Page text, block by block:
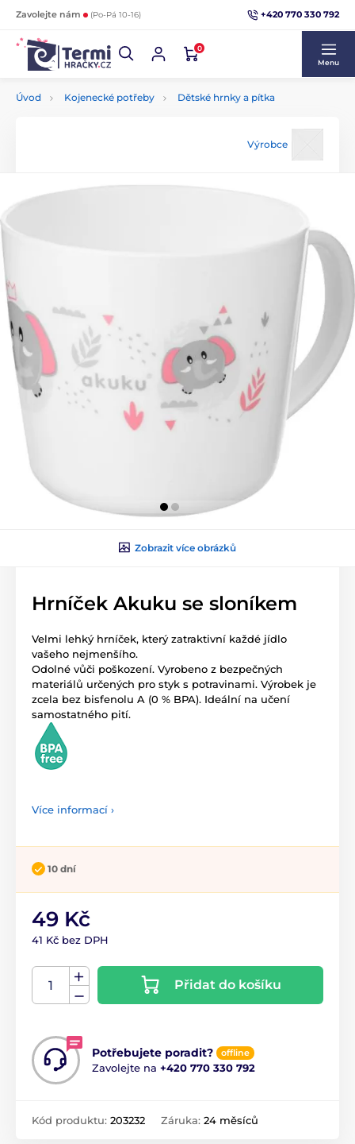
Zavolejte nám (Po-Pá 10-16) +420 770 330 792
0
Menu
Úvod Kojenecké potřeby Dětské hrnky a pítka
Výrobce
Zobrazit více obrázků
Hrníček Akuku se sloníkem
Velmi lehký hrníček, který zatraktivní každé jídlo
vašeho nejmenšího.
Odolné vůči poškození. Vyrobeno z bezpečných
materiálů určených pro styk s potravinami. Výrobek je
zcela bez bisfenolu A (0 % BPA). Ideální na učení
samostatného pití.
Více informací ›
10 dní
49 Kč
41 Kč bez DPH
Přidat do košíku
Potřebujete poradit? offline
Zavolejte na +420 770 330 792
Kód produktu: 203232 Záruka: 24 měsíců